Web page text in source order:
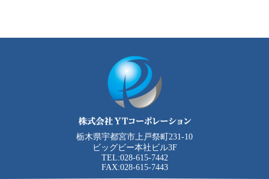
栃木県宇都宮市上戸祭町231-10
ビッグビー本社ビル3F
TEL:028-615-7442
FAX:028-615-7443